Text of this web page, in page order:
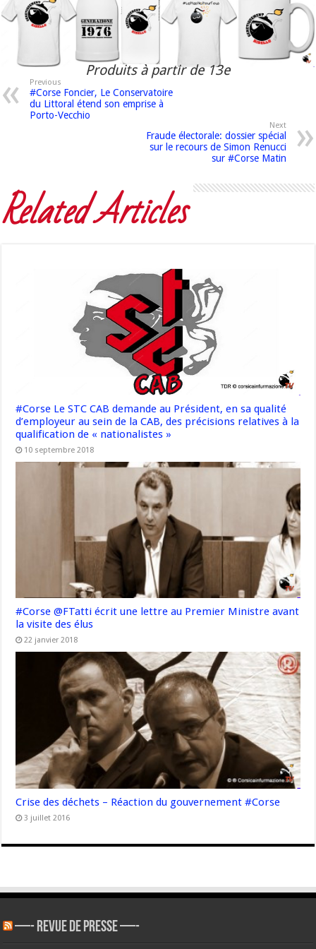
Produits à partir de 13e
Previous
#Corse Foncier, Le Conservatoire
du Littoral étend son emprise à
Porto-Vecchio
Next
Fraude électorale: dossier spécial
sur le recours de Simon Renucci
sur #Corse Matin
Related Articles
#Corse Le STC CAB demande au Président, en sa qualité
d’employeur au sein de la CAB, des précisions relatives à la
qualification de « nationalistes »
10 septembre 2018
#Corse @FTatti écrit une lettre au Premier Ministre avant
la visite des élus
22 janvier 2018
Crise des déchets – Réaction du gouvernement #Corse
3 juillet 2016
—- REVUE DE PRESSE —-